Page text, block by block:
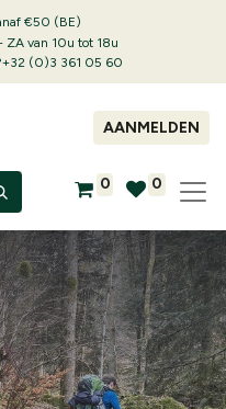
€50 (BE)
ZA van 10u tot 18u
+32 (0)3 361 05 60
AANMELDEN
0 0